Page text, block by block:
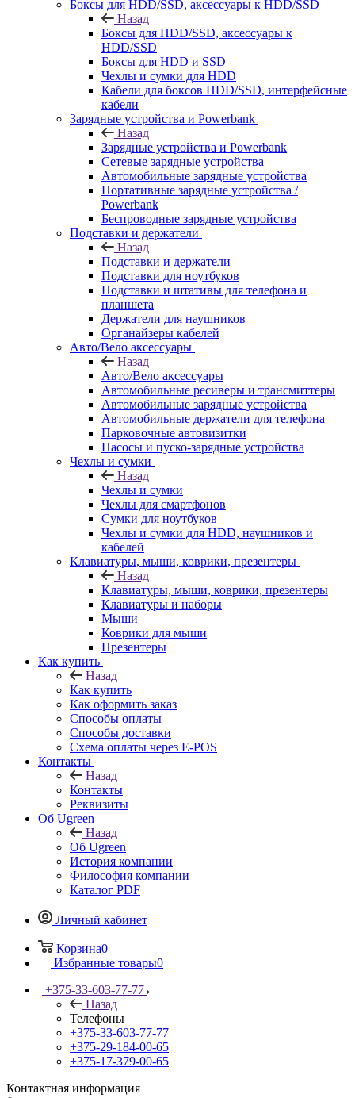
Боксы для HDD/SSD, аксессуары к HDD/SSD
Назад
Боксы для HDD/SSD, аксессуары к
HDD/SSD
Боксы для HDD и SSD
Чехлы и сумки для HDD
Кабели для боксов HDD/SSD, интерфейсные
кабели
Зарядные устройства и Powerbank
Назад
Зарядные устройства и Powerbank
Сетевые зарядные устройства
Автомобильные зарядные устройства
Портативные зарядные устройства /
Powerbank
Беспроводные зарядные устройства
Подставки и держатели
Назад
Подставки и держатели
Подставки для ноутбуков
Подставки и штативы для телефона и
планшета
Держатели для наушников
Органайзеры кабелей
Авто/Вело аксессуары
Назад
Авто/Вело аксессуары
Автомобильные ресиверы и трансмиттеры
Автомобильные зарядные устройства
Автомобильные держатели для телефона
Парковочные автовизитки
Насосы и пуско-зарядные устройства
Чехлы и сумки
Назад
Чехлы и сумки
Чехлы для смартфонов
Сумки для ноутбуков
Чехлы и сумки для HDD, наушников и
кабелей
Клавиатуры, мыши, коврики, презентеры
Назад
Клавиатуры, мыши, коврики, презентеры
Клавиатуры и наборы
Мыши
Коврики для мыши
Презентеры
Как купить
Назад
Как купить
Как оформить заказ
Способы оплаты
Способы доставки
Схема оплаты через E-POS
Контакты
Назад
Контакты
Реквизиты
Об Ugreen
Назад
Об Ugreen
История компании
Философия компании
Каталог PDF
Личный кабинет
Корзина0
Избранные товары0
+375-33-603-77-77
Назад
Телефоны
+375-33-603-77-77
+375-29-184-00-65
+375-17-379-00-65
Контактная информация